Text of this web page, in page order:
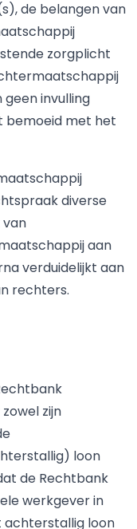
de belangen van
zorgplicht
invulling
bemoeid met het
diverse
aan
verduidelijkt aan
rechters.
zijn
loon
de Rechtbank
werkgever in
achterstallig loon